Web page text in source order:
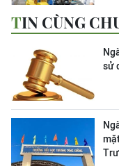
TIN CÙNG
sử